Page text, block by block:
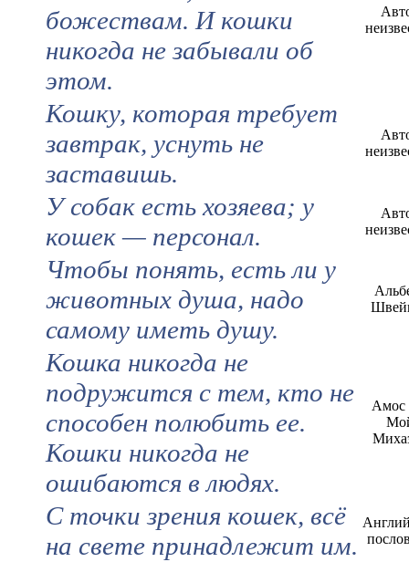
божествам. И кошки
никогда не забывали об
этом.
Кошку, которая требует
завтрак, уснуть не
заставишь.
У собак есть хозяева; у
кошек — персонал.
Чтобы понять, есть ли у
животных душа, надо
самому иметь душу.
Кошка никогда не
подружится с тем, кто не
способен полюбить ее.
Кошки никогда не
ошибаются в людях.
Амос
С точки зрения кошек, всё
на свете принадлежит им.